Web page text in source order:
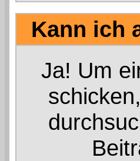
Kann ich
Ja! Um